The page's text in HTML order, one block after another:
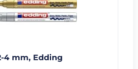
4 mm, Edding